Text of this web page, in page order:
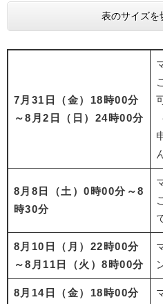
表のサイズを
7月31日（金）18時00分
～8月2日（日）24時00分
8月8日（土）0時00分～8
時30分
8月10日（月）22時00分
～8月11日（火）8時00分
8月14日（金）18時00分